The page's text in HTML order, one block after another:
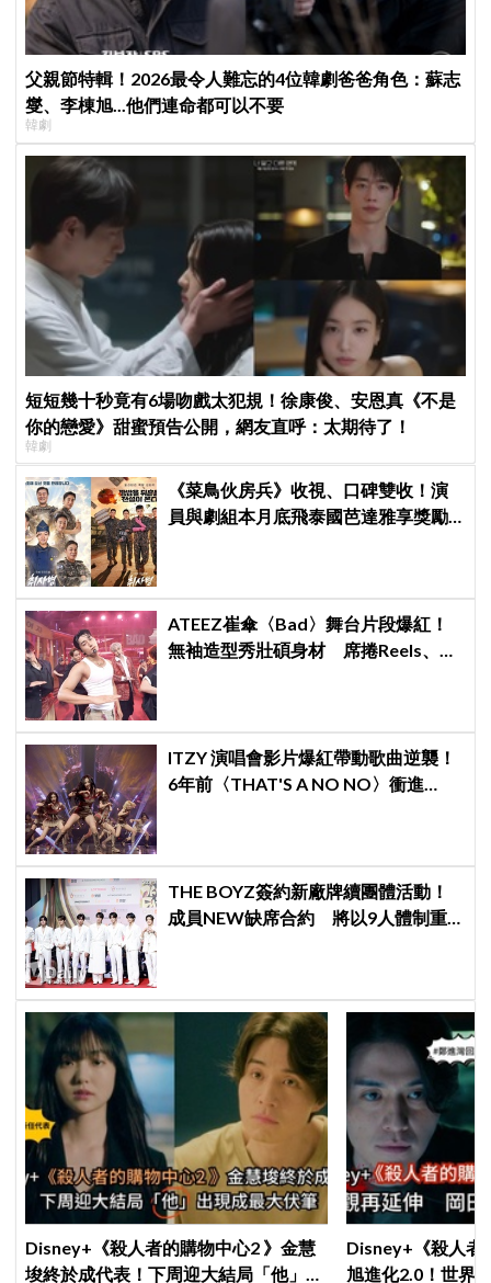
父親節特輯！2026最令人難忘的4位韓劇爸爸角色：蘇志
燮、李棟旭...他們連命都可以不要
韓劇
短短幾十秒竟有6場吻戲太犯規！徐康俊、安恩真《不是
你的戀愛》甜蜜預告公開，網友直呼：太期待了！
韓劇
《菜鳥伙房兵》收視、口碑雙收！演
員與劇組本月底飛泰國芭達雅享獎勵
ATEEZ崔傘〈Bad〉舞台片段爆紅！
無袖造型秀壯碩身材 席捲Reels、
ITZY 演唱會影片爆紅帶動歌曲逆襲！
6年前〈THAT'S A NO NO〉衝進
THE BOYZ簽約新廠牌續團體活動！
成員NEW缺席合約 將以9人體制重
Disney+《殺人者的購物中心2 》金慧
埈終於成代表！下周迎大結局「他」出
Disney+《殺人者
旭進化2.0！世界